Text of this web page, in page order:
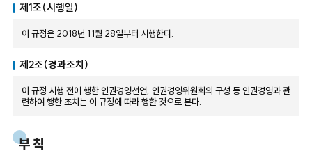
제1조(시행일)
이 규정은 2018년 11월 28일부터 시행한다.
제2조(경과조치)
이 규정 시행 전에 행한 인권경영선언, 인권경영위원회의 구성 등 인권경영과 관
련하여 행한 조치는 이 규정에 따라 행한 것으로 본다.
부 칙